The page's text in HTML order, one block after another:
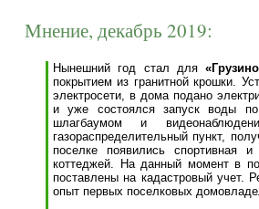
Мнение, декабрь 2019:
Нынешний год стал для
покрытием из гранитной крошки.
электросети, в дома подано
и уже состоялся запуск воды
шлагбаумом и
газораспределительный пункт,
поселке появились спортивная
коттеджей. На данный момент в
поставлены на кадастровый учет.
опыт первых поселковых